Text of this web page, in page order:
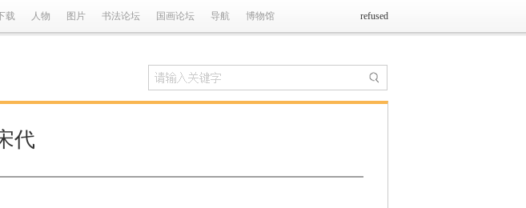
载 人物 图片 书法论坛 国画论坛 导航 博物馆 refused
代